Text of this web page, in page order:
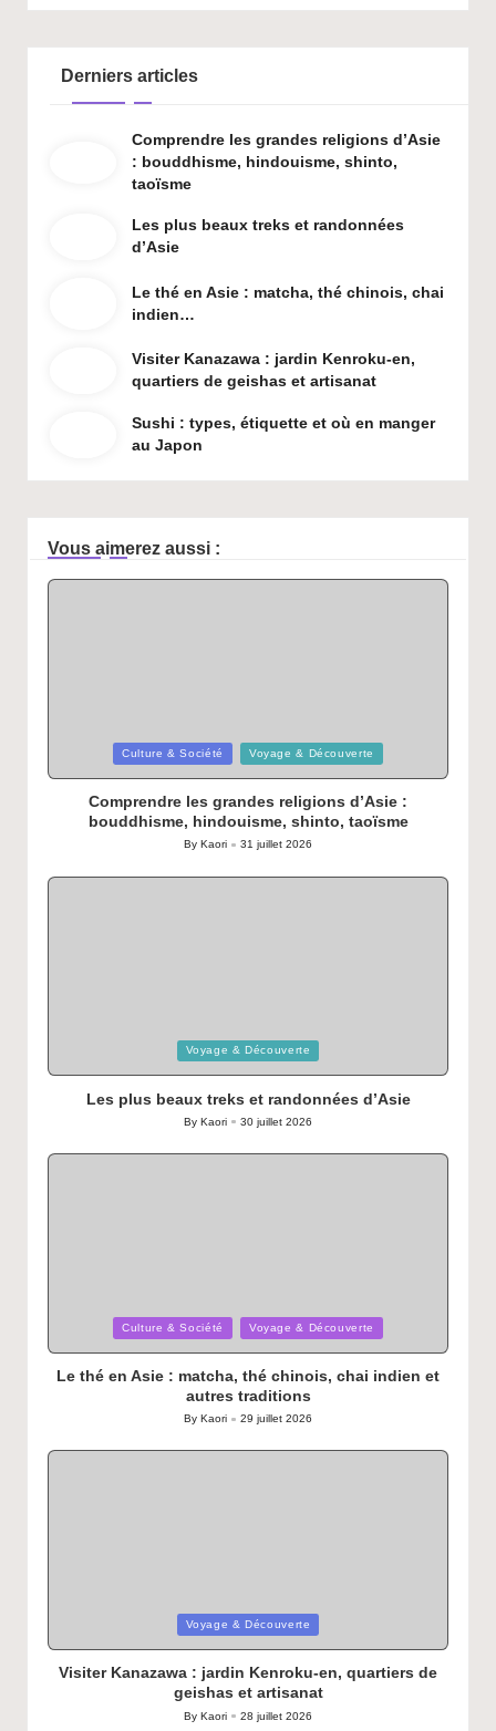
Derniers articles
Comprendre les grandes religions d’Asie
: bouddhisme, hindouisme, shinto,
taoïsme
Les plus beaux treks et randonnées
d’Asie
Le thé en Asie : matcha, thé chinois, chai
indien…
Visiter Kanazawa : jardin Kenroku-en,
quartiers de geishas et artisanat
Sushi : types, étiquette et où en manger
au Japon
Vous aimerez aussi :
in
Culture & Société Voyage & Découverte
Comprendre les grandes religions d’Asie :
bouddhisme, hindouisme, shinto, taoïsme
Posted
By Kaori 31 juillet 2026
in
Voyage & Découverte
Les plus beaux treks et randonnées d’Asie
Posted
By Kaori 30 juillet 2026
in
Culture & Société Voyage & Découverte
Le thé en Asie : matcha, thé chinois, chai indien et
autres traditions
Posted
By Kaori 29 juillet 2026
in
Voyage & Découverte
Visiter Kanazawa : jardin Kenroku-en, quartiers de
geishas et artisanat
Posted
By Kaori 28 juillet 2026